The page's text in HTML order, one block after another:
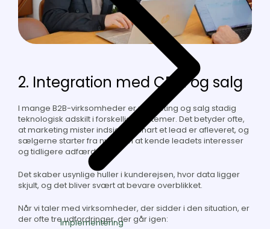
Implementering
2. Integration med CRM og salg
I mange B2B-virksomheder er marketing og salg stadig
teknologisk adskilt i forskellige systemer. Det betyder ofte,
at marketing mister indsigt, så snart et lead er afleveret, og
sælgerne starter fra nul uden at kende leadets interesser
og tidligere adfærd.
Det skaber usynlige huller i kunderejsen, hvor data ligger
skjult, og det bliver svært at bevare overblikket.
Når vi taler med virksomheder, der sidder i den situation, er
der ofte tre udfordringer, der går igen: